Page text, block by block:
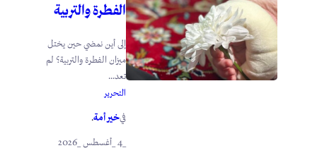
الفطرة والتربية
إلى أين نمضي حين يختل
ميزان الفطرة والتربية؟ لم
تعد...
التحرير
فيخير أمة.
_4 _أغسطس _2026